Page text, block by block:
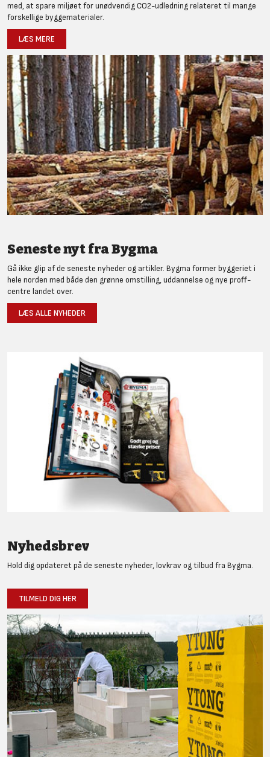
med, at spare miljøet for unødvendig CO2-udledning relateret til mange
forskellige byggematerialer.
LÆS MERE
Seneste nyt fra Bygma
Gå ikke glip af de seneste nyheder og artikler. Bygma former byggeriet i
hele norden med både den grønne omstilling, uddannelse og nye proff-
centre landet over.
LÆS ALLE NYHEDER
Nyhedsbrev
Hold dig opdateret på de seneste nyheder, lovkrav og tilbud fra Bygma.
TILMELD DIG HER